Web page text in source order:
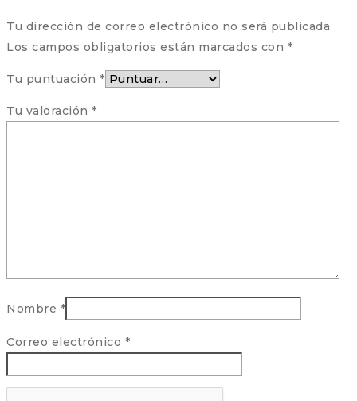
Tu dirección de correo electrónico no será publicada.
Los campos obligatorios están marcados con *
Tu puntuación *
Tu valoración *
Nombre *
Correo electrónico *